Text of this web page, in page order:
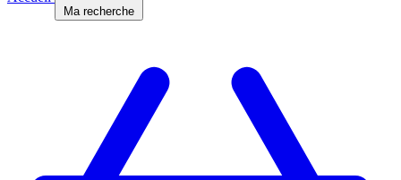
Ma recherche